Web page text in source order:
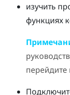
изучить
функциях